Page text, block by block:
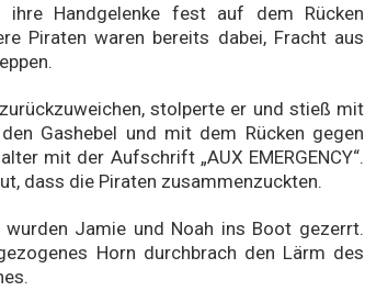
ihre Handgelenke fest auf dem Rücken
Piraten waren bereits dabei, Fracht aus
stolperte er und stieß mit
Gashebel und mit dem Rücken gegen
mit der Aufschrift „AUX EMERGENCY“.
dass die Piraten zusammenzuckten.
wurden Jamie und Noah ins Boot gezerrt.
Horn durchbrach den Lärm des